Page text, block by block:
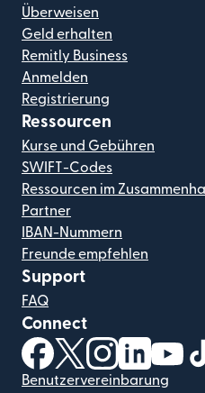
Überweisen
Geld erhalten
Remitly Business
Anmelden
Registrierung
Ressourcen
Kurse und Gebühren
SWIFT-Codes
Ressourcen im
Partner
IBAN-Nummern
Freunde empfehlen
Support
FAQ
Connect
(wird in einem neuen
(wird in einem
(wird in(wird in
Benutzervereinbarung